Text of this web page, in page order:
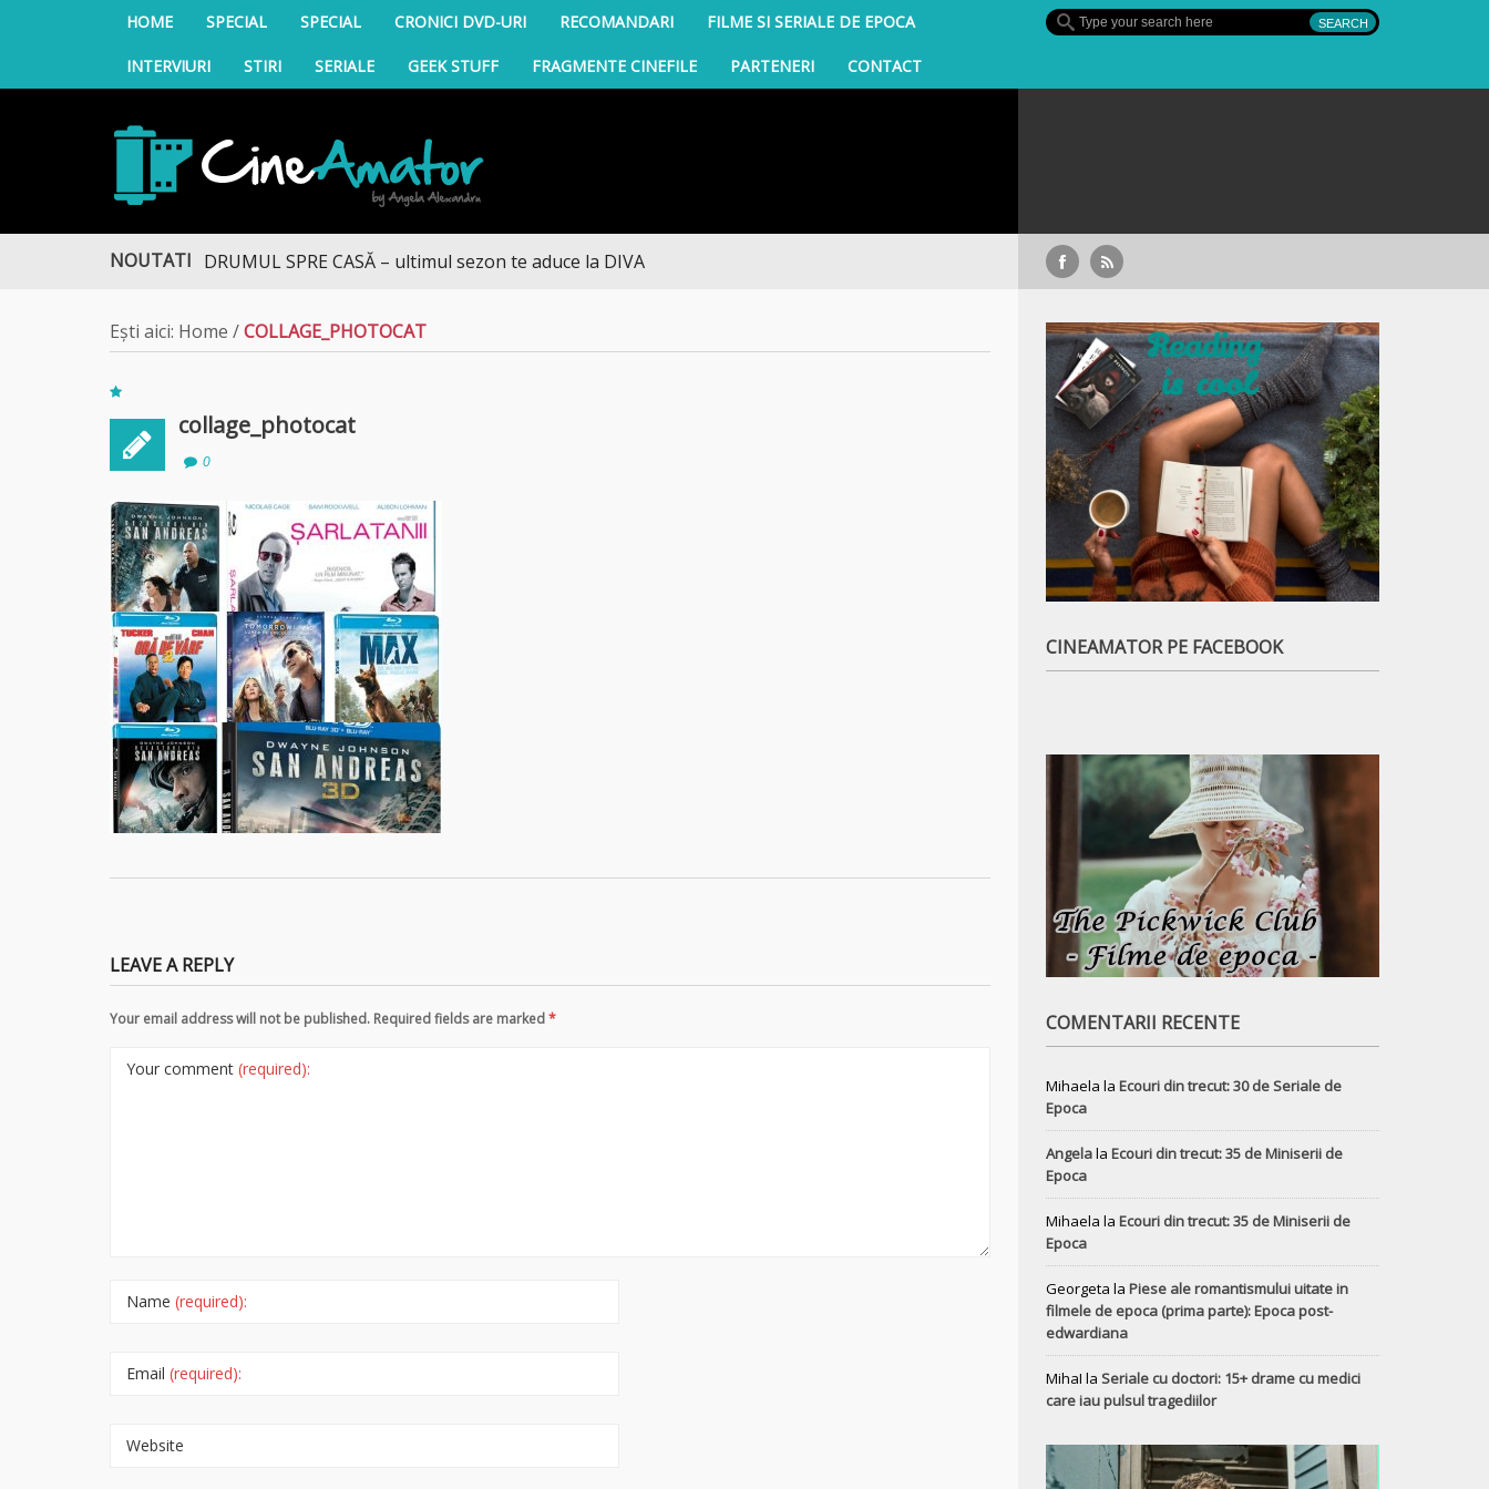
HOME SPECIAL SPECIAL CRONICI DVD-URI RECOMANDARI FILME SI SERIALE DE EPOCA
INTERVIURI STIRI SERIALE GEEK STUFF FRAGMENTE CINEFILE PARTENERI CONTACT
CineAmator
NOUTATIDRUMUL SPRE CASĂ – ultimul sezon te aduce la DIVA
Ești aici: Home /COLLAGE_PHOTOCAT
collage_photocat
0
LEAVE A REPLY
Your email address will not be published. Required fields are marked*
Your comment (required):
Name (required):
Email (required):
Website
CINEAMATOR PE FACEBOOK
COMENTARII RECENTE
Mihaela la Ecouri din trecut: 30 de Seriale de
Epoca
Angelala Ecouri din trecut: 35 de Miniserii de
Epoca
Mihaela la Ecouri din trecut: 35 de Miniserii de
Epoca
Georgeta la Piese ale romantismului uitate in
filmele de epoca (prima parte): Epoca post-
edwardiana
MihaI la Seriale cu doctori: 15+ drame cu medici
care iau pulsul tragediilor